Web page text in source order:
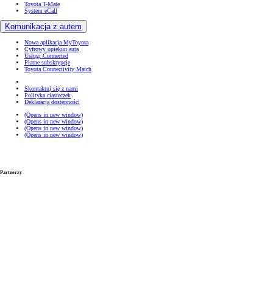
Toyota T-Mate
System eCall
Komunikacja z autem
Nowa aplikacja MyToyota
Cyfrowy opiekun auta
Usługi Connected
Płatne subskrypcje
Toyota Connectivity Match
Skontaktuj się z nami
Polityka ciasteczek
Deklaracja dostępności
(Opens in new window)
(Opens in new window)
(Opens in new window)
(Opens in new window)
Partnerzy